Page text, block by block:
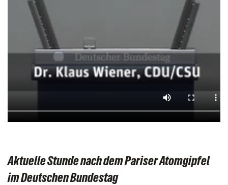
Aktuelle Stunde nach dem Pariser Atomgipfel
im Deutschen Bundestag